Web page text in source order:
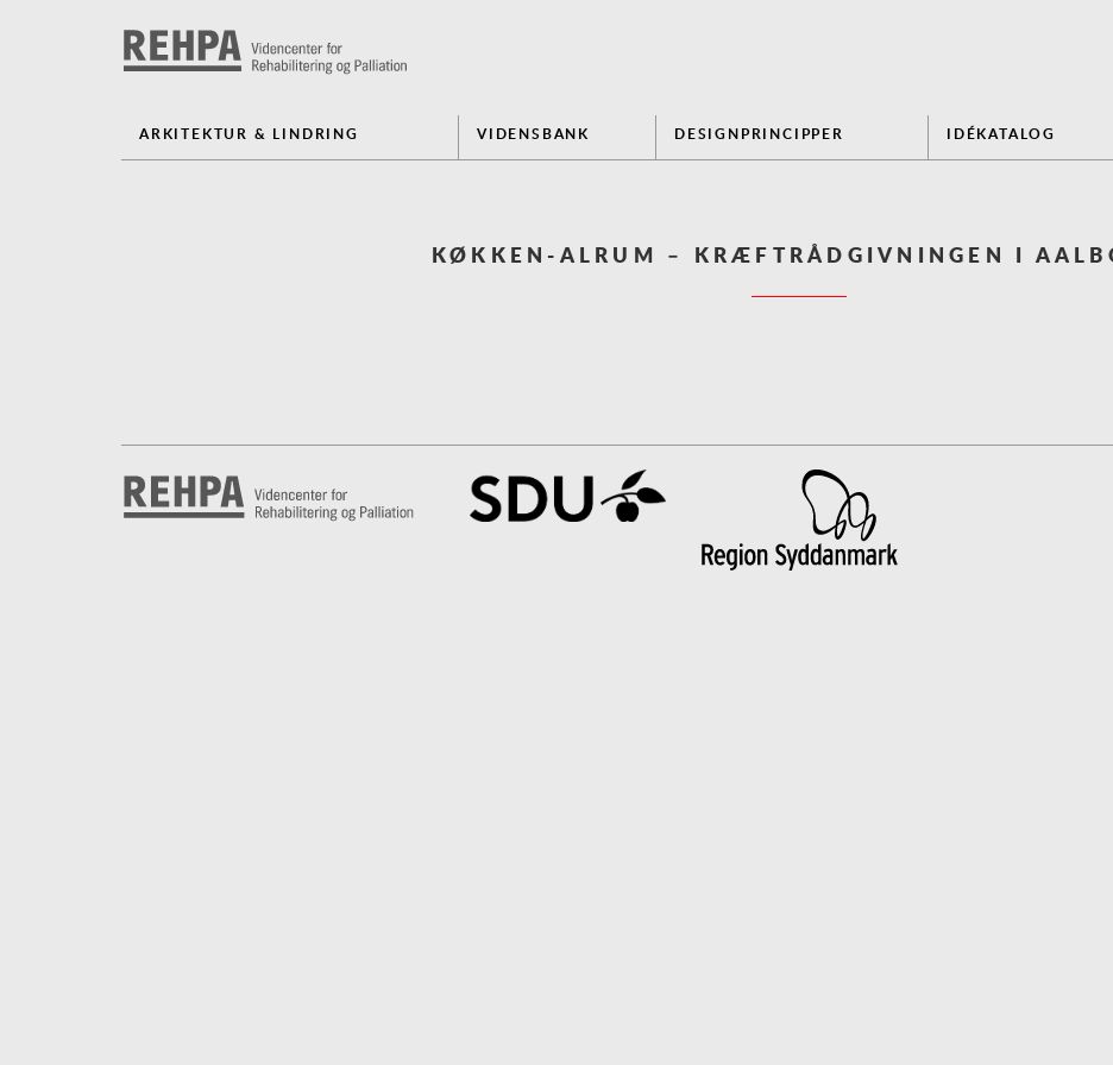
ARKITEKTUR & LINDRING VIDENSBANK DESIGNPRINCIPPER IDÉKATALOG
KØKKEN-ALRUM – KRÆFTRÅDGIVNINGEN I